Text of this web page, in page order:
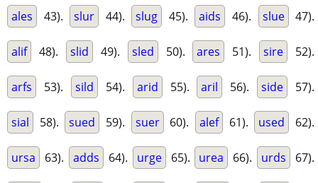
ales 43). slur 44). slug 45). aids 46). slue 47).
alif 48). slid 49). sled 50). ares 51). sire 52).
arfs 53). sild 54). arid 55). aril 56). side 57).
sial 58). sued 59). suer 60). alef 61). used 62).
ursa 63). adds 64). urge 65). urea 66). urds 67).